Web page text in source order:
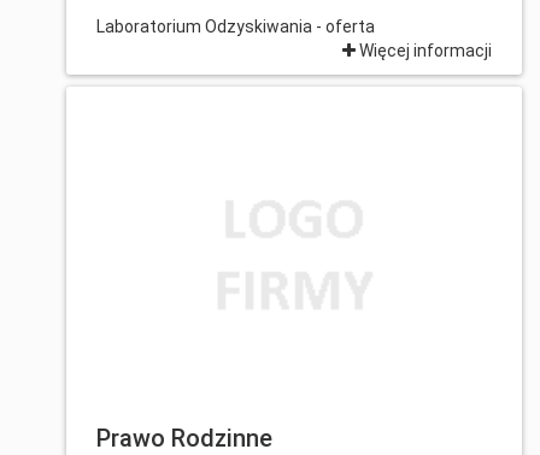
Laboratorium Odzyskiwania - oferta
Więcej informacji
Prawo Rodzinne